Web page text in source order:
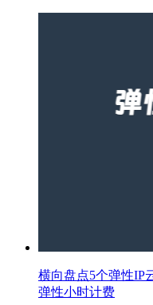
横向盘点5个弹性IP
弹性小时计费